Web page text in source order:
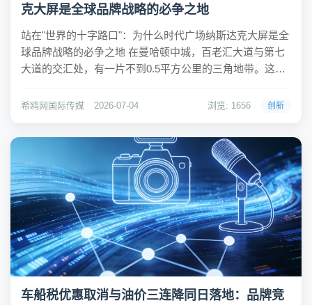
克大屏是全球品牌战略的必争之地
站在"世界的十字路口"：为什么时代广场纳斯达克大屏是全
球品牌战略的必争之地 在曼哈顿中城，百老汇大道与第七
大道的交汇处，有一片不到0.5平方公里的三角地带。这里
——这就是纽约时代广场，全球公认的"世界的十字路口"。
希鸥网国际传媒 2026-07-04 浏览: 1656 创新
车船税优惠取消与油价三连降同日落地：品牌竞